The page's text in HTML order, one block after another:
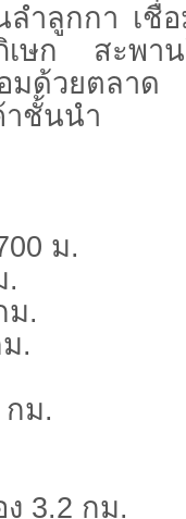
ลำลูกกา เชื่
เษก สะพา
มด้วยตลา
าชั้นนำ
ม.
.
ม.
.
กม.
3.2 กม.